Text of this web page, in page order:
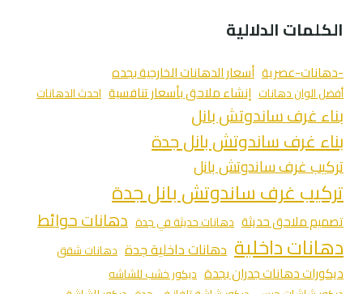
الكلمات الدلالية
-دهانات-عصرية أسعار الدهانات الخارجية بجده
أفضل الوان دهانات إنشاء ملاحق بأسعار تنافسية احدث الدهانات
بناء غرف ساندوتش بانل
بناء غرف ساندوتش بانل جدة
تركيب غرف ساندوتش بانل
تركيب غرف ساندوتش بانل جدة
تصميم ملاحق حديثة دهانات حديثة في جدة دهانات حوائط
دهانات داخلية دهانات داخلية جدة دهانات شقق
ديكورات دهانات جدران بجدة ديكور خشب للشاشه